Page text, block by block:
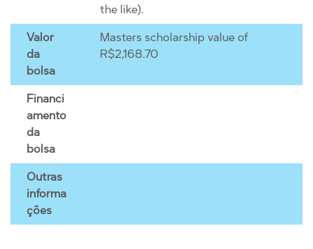
the like).
Valor
da
bolsa
Masters scholarship value of
R$2,168.70
Financi
amento
da
bolsa
Outras
informa
ções